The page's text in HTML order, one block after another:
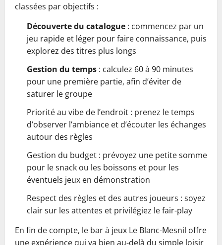
classées par objectifs :
Découverte du catalogue : commencez par un
jeu rapide et léger pour faire connaissance, puis
explorez des titres plus longs
Gestion du temps : calculez 60 à 90 minutes
pour une première partie, afin d’éviter de
saturer le groupe
Priorité au vibe de l’endroit : prenez le temps
d’observer l’ambiance et d’écouter les échanges
autour des règles
Gestion du budget : prévoyez une petite somme
pour le snack ou les boissons et pour les
éventuels jeux en démonstration
Respect des règles et des autres joueurs : soyez
clair sur les attentes et privilégiez le fair-play
En fin de compte, le bar à jeux Le Blanc-Mesnil offre
une expérience qui va bien au-delà du simple loisir